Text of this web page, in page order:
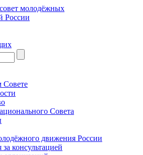
молодёжных
России
Совете
Совета
движения России
консультацией